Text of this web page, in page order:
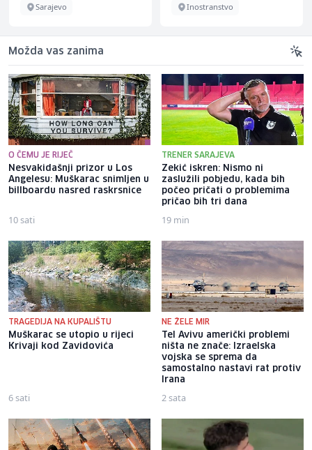
Sarajevo Inostranstvo
Možda vas zanima
O ČEMU JE RIJEČ
Nesvakidašnji prizor u Los
Angelesu: Muškarac snimljen u
billboardu nasred raskrsnice
10 sati
TRENER SARAJEVA
Zekić iskren: Nismo ni
zaslužili pobjedu, kada bih
počeo pričati o problemima
pričao bih tri dana
19 min
TRAGEDIJA NA KUPALIŠTU
Muškarac se utopio u rijeci
Krivaji kod Zavidovića
6 sati
NE ŽELE MIR
Tel Avivu američki problemi
ništa ne znače: Izraelska
vojska se sprema da
samostalno nastavi rat protiv
Irana
2 sata